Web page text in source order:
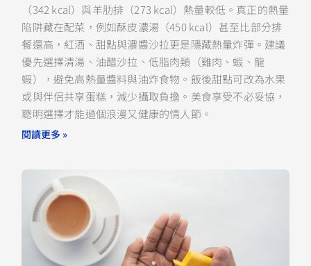
（342 kcal）與羊肋排（273 kcal）熱量較低。真正的熱量
陷阱藏在配菜，例如酥皮濃湯（450 kcal）甚至比部分排
餐還高，紅酒、甜點與濃醬沙拉更是隱藏熱量炸彈。建議
優先選擇清湯、油醋沙拉、低脂肉類（雞肉、蝦、龍
蝦），避免高熱量醬料與油炸食物。飯後甜點可改為水果
或與伴侶共享蛋糕，減少攝取負擔。美食享受不必妥協，
聰明選擇才能過個浪漫又健康的情人節。
閱讀更多 »